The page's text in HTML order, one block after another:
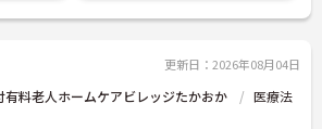
更新日：2026年08月04日
料老人ホームケアビレッジたかおか
医療法